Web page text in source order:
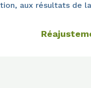
aux résultats de